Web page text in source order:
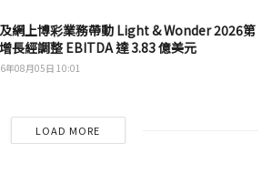
網上博彩業務帶動 Light & Wonder 2026第
長經調整 EBITDA 達 3.83 億美元
年08月05日 10:01
LOAD MORE